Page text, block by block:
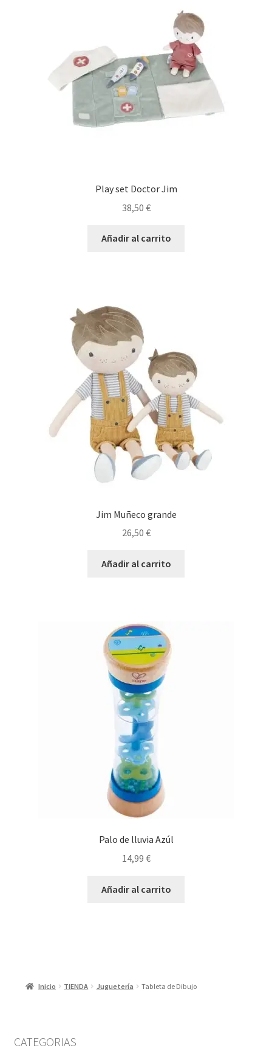
Play set Doctor Jim
38,50 €
Añadir al carrito
Jim Muñeco grande
26,50 €
Añadir al carrito
Palo de lluvia Azúl
14,99 €
Añadir al carrito
Inicio TIENDA Juguetería Tableta de Dibujo
CATEGORIAS